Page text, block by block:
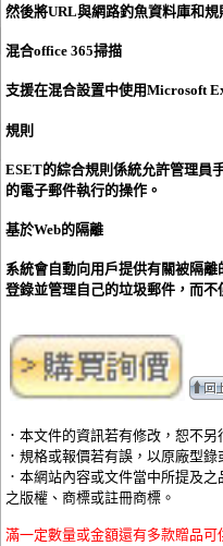
然後將URL與網路釣魚資料庫和
混合office 365掃描
支援在混合設置中使用Microsoft
規則
ESET的綜合規則係統允許管理員
的電子郵件執行的操作。
基於Web的隔離
系統會自動向用戶提供有關被隔
登錄並管理自己的垃圾郵件，而不
．本文件的資訊若有修改，恕不另
．規格或報價若有誤，以原廠型錄
．本網站內容或文件當中所提及
之版權、商標或註冊商標。
滿一定數量或金額還有多款贈品